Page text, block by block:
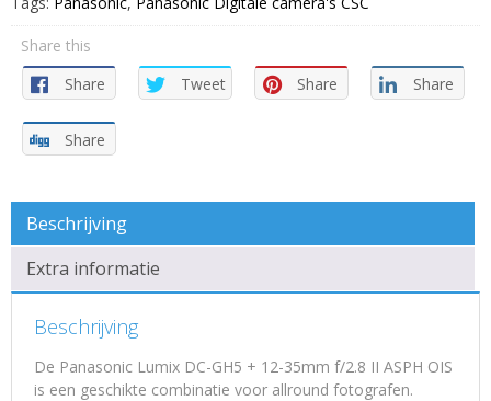
Share this
Share
Tweet Share Share
Share
Beschrijving
Extra informatie
Beschrijving
De Panasonic Lumix DC-GH5 + 12-35mm f/2.8 II ASPH OIS
is een geschikte combinatie voor allround fotografen.